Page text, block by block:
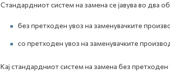
Стандардниот систем на замена се јавува во два
без претходен увоз на заменувачките
со претходен увоз на заменувачките
Кај стандардниот систем на замена без